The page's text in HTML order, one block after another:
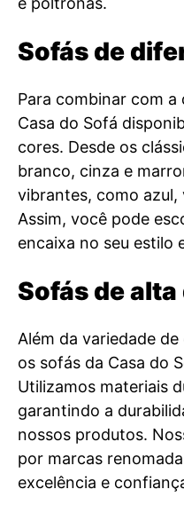
Sofás de
Para combinar com a
Casa do Sofá
cores. Desde os
branco, cinza e
vibrantes, como azul,
Assim, você pode
encaixa no seu estilo
Sofás de
Além da variedade
os sofás da Casa do
Utilizamos materiais
garantindo a
nossos produtos.
por marcas
excelência e